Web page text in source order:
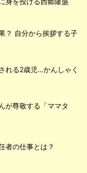
？ 自分から挨拶する子
れる2歳児...かんしゃく
が尊敬する「ママタ
者の仕事とは？